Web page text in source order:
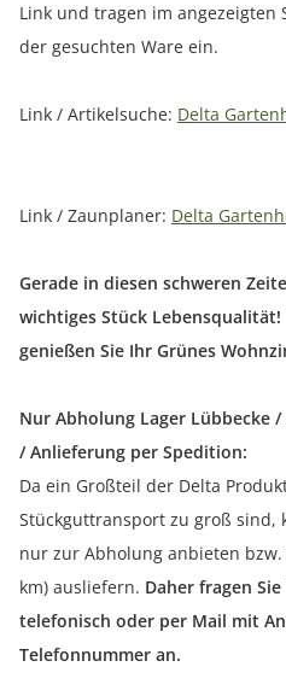
Link und tragen im
der gesuchten Ware ein.
Link / Artikelsuche: Delta
Link / Zaunplaner: Delta
Gerade in diesen schweren
wichtiges Stück Lebensqualität!
genießen Sie Ihr Grünes
Nur Abholung Lager Lübbecke
/ Anlieferung per Spedition:
Da ein Großteil der Delta
Stückguttransport zu groß sind,
nur zur Abholung anbieten
km) ausliefern. Daher fragen
telefonisch oder per Mail mit
Telefonnummer an.